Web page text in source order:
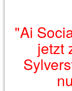
"Ai
jetzt